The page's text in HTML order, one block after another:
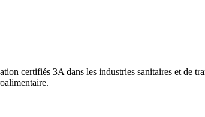
certifiés 3A dans les industries sanitaires et de